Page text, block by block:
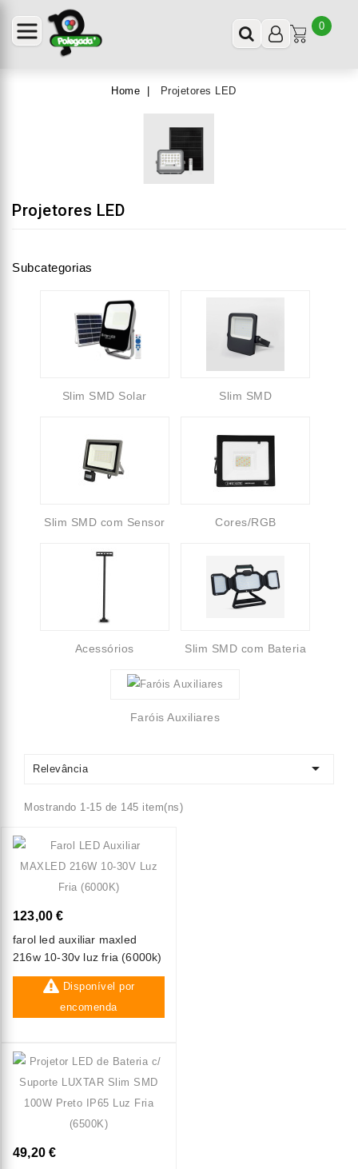
0
Home Projetores LED
Projetores LED
Subcategorias
Slim SMD Solar Slim SMD
Slim SMD com Sensor Cores/RGB
Acessórios Slim SMD com Bateria
Faróis Auxiliares
Relevância 
Mostrando 1-15 de 145 item(ns)
123,00 €
farol led auxiliar maxled
216w 10-30v luz fria (6000k)
Disponível por
encomenda
49,20 €